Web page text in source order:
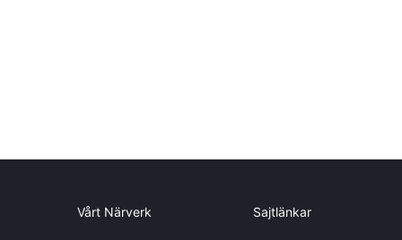
Vårt Närverk Sajtlänkar